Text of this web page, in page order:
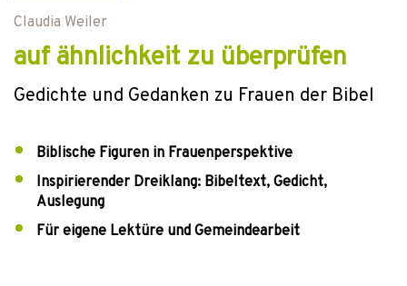
Claudia Weiler
auf ähnlichkeit zu überprüfen
Gedichte und Gedanken zu Frauen der Bibel
Biblische Figuren in Frauenperspektive
Inspirierender Dreiklang: Bibeltext, Gedicht,
Auslegung
Für eigene Lektüre und Gemeindearbeit